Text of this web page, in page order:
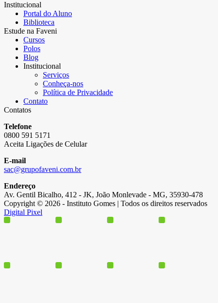
Institucional
Portal do Aluno
Biblioteca
Estude na Faveni
Cursos
Polos
Blog
Institucional
Serviços
Conheça-nos
Política de Privacidade
Contato
Contatos
Telefone
0800 591 5171
Aceita Ligações de Celular
E-mail
sac@grupofaveni.com.br
Endereço
Av. Gentil Bicalho, 412 - JK, João Monlevade - MG, 35930-478
Copyright © 2026 - Instituto Gomes | Todos os direitos reservados
Digital Pixel